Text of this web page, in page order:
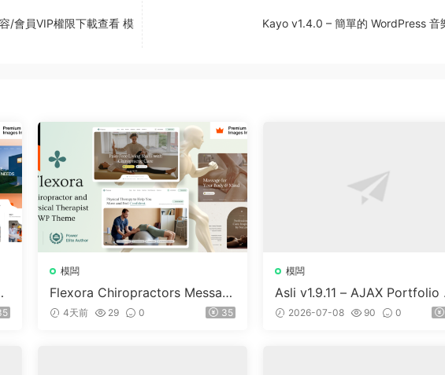
/會員VIP權限下載查看 模
Kayo v1.4.0 – 簡單的 WordPress 音
模闆
Flexora Chiropractors Messag
e and Physical Therapists Wor
4天前 29 0 35
模闆
Asli v1.9.11 – AJAX Portfolio
ementor WordPress Theme
2026-07-08 90 0